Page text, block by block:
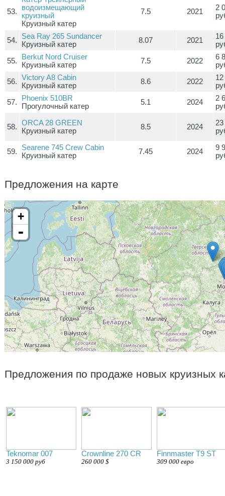
53.
водоизмещающий
круизный
Круизный катер
7.5 2021
2
54.
Sea Ray 265 Sundancer
Круизный катер
8.07 2021
55.
Berkut Nord Cruiser
Круизный катер
7.5 2022
6
56.
Victory A8 Cabin
Круизный катер
8.6 2022
57.
Phoenix 510BR
Прогулочный катер
5.1 2024
2
58.
ORCA 28 GREEN
Круизный катер
8.5 2024
59.
Searene 745 Crew Cabin
Круизный катер
7.45 2024
9
Предложения на карте
+
-
Предложения по продаже новых круизных
Teknomar 007
3 150 000 руб
Сrownline 270 CR
260 000 $
Finnmaster T9 ST
309 000 евро